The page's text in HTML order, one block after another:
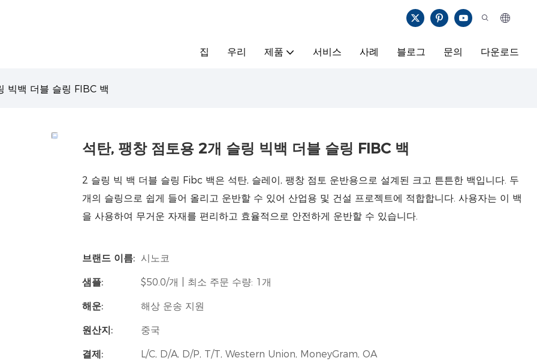
집 우리 제품 서비스 사례 블로그 문의 다운로드
빅백 더블 슬링 FIBC 백
석탄, 팽창 점토용 2개 슬링 빅백 더블 슬링 FIBC 백
2 슬링 빅 백 더블 슬링 Fibc 백은 석탄, 슬레이, 팽창 점토 운반용으로 설계된 크고 튼튼한 백입니다. 두
개의 슬링으로 쉽게 들어 올리고 운반할 수 있어 산업용 및 건설 프로젝트에 적합합니다. 사용자는 이 백
을 사용하여 무거운 자재를 편리하고 효율적으로 안전하게 운반할 수 있습니다.
브랜드 이름: 시노코
샘플: $50.0/개 | 최소 주문 수량: 1개
해운: 해상 운송 지원
원산지: 중국
결제: L/C, D/A, D/P, T/T, Western Union, MoneyGram, OA